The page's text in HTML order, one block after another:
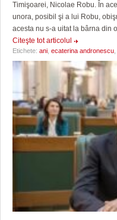
Timişoarei, Nicolae Robu. În
unora, posibil şi a lui Robu,
acesta nu s-a uitat la bârna din
Citeşte tot articolul
Etichete: ani ecaterina andronescu